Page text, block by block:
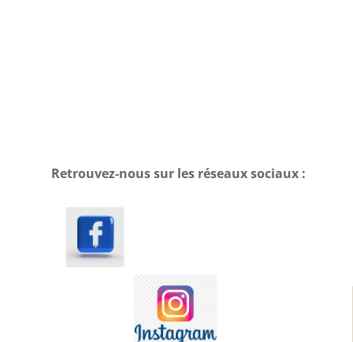
Retrouvez-nous sur les réseaux sociaux :
.
.